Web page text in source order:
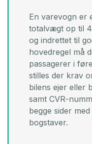
En varevogn er
totalvægt op til
og indrettet til
hovedregel må
passagerer i
stilles der krav
bilens ejer eller
samt CVR-
begge sider
bogstaver.